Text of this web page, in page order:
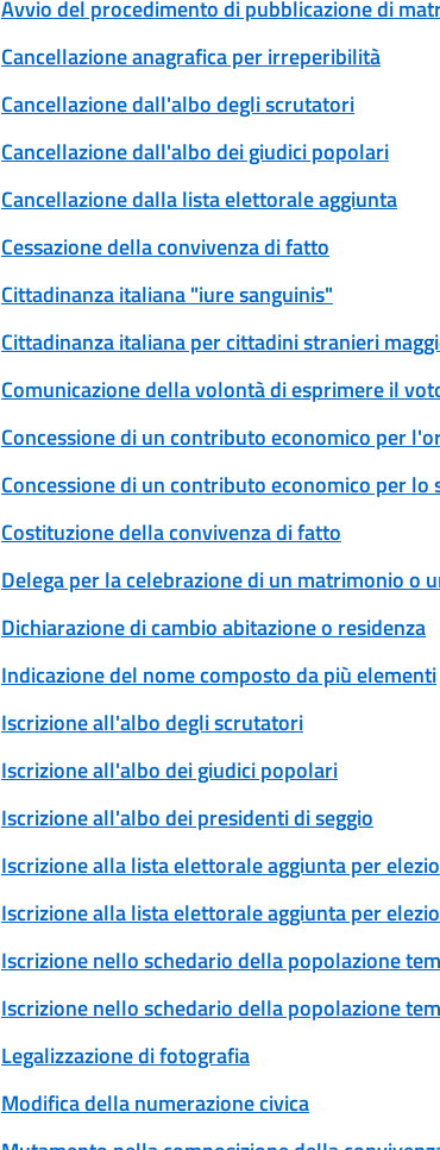
Avvio del procedimento di pubblicazione di
Cancellazione anagrafica per irreperibilità
Cancellazione dall'albo degli scrutatori
Cancellazione dall'albo dei giudici popolari
Cancellazione dalla lista elettorale aggiunta
Cessazione della convivenza di fatto
Cittadinanza italiana "iure sanguinis"
Cittadinanza italiana per cittadini stranieri
Comunicazione della volontà di esprimere il
Concessione di un contributo economico per
Concessione di un contributo economico per
Costituzione della convivenza di fatto
Delega per la celebrazione di un matrimonio o
Dichiarazione di cambio abitazione o residenza
Indicazione del nome composto da più elementi
Iscrizione all'albo degli scrutatori
Iscrizione all'albo dei giudici popolari
Iscrizione all'albo dei presidenti di seggio
Iscrizione alla lista elettorale aggiunta per
Iscrizione alla lista elettorale aggiunta per
Iscrizione nello schedario della popolazione
Iscrizione nello schedario della popolazione
Legalizzazione di fotografia
Modifica della numerazione civica